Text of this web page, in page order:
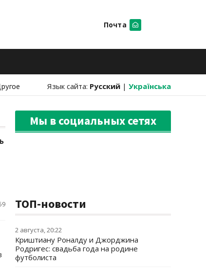
Почта
Язык сайта: Русский | Українська
Мы в социальных сетях
ТОП-новости
2 августа, 20:22
Криштиану Роналду и Джорджина
Родригес: свадьба года на родине
футболиста